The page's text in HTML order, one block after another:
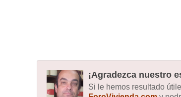
¡Agradezca nuestro
Si le hemos resultado